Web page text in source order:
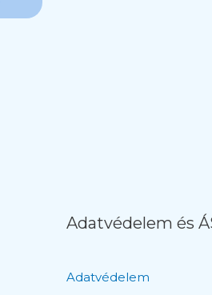
Adatvédelem és
Adatvédelem